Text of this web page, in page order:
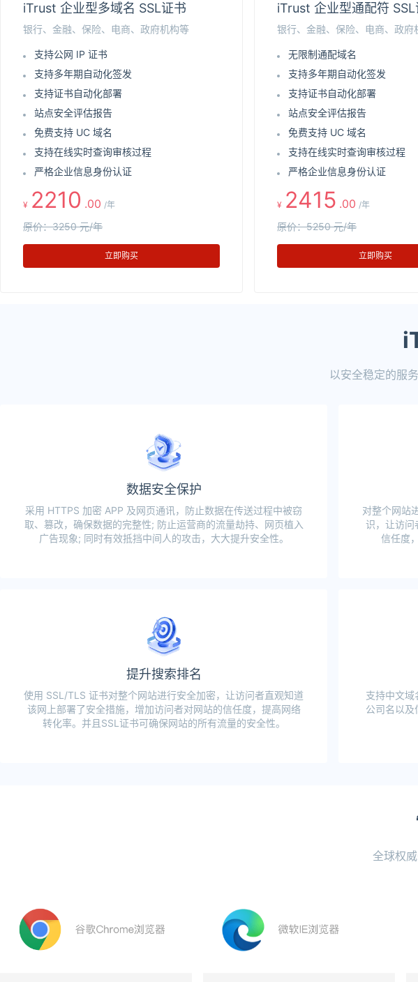
iTrust 企业型多域名 SSL证书
银行、金融、保险、电商、政府机构等
支持公网 IP 证书
支持多年期自动化签发
支持证书自动化部署
站点安全评估报告
免费支持 UC 域名
支持在线实时查询审核过程
严格企业信息身份认证
¥ 2210 .00 /年
原价：3250 元/年
立即购买
iTrust 企业型通配符 SSL
银行、金融、保险、电商、政府
无限制通配域名
支持多年期自动化签发
支持证书自动化部署
站点安全评估报告
免费支持 UC 域名
支持在线实时查询审核过程
严格企业信息身份认证
¥ 2415 .00 /年
原价：5250 元/年
立即购买
以安全稳定的服
数据安全保护
采用 HTTPS 加密 APP 及网页通讯，防止数据在传送过程中被窃
取、篡改，确保数据的完整性; 防止运营商的流量劫持、网页植入
广告现象; 同时有效抵挡中间人的攻击，大大提升安全性。
对整个网站
识，让访问
信任度
提升搜索排名
使用 SSL/TLS 证书对整个网站进行安全加密，让访问者直观知道
该网上部署了安全措施，增加访问者对网站的信任度，提高网络
转化率。并且SSL证书可确保网站的所有流量的安全性。
支持中文域
公司名以及
全球权